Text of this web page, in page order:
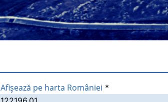
Afişează pe harta României *